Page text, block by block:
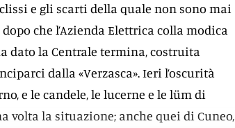
e gli scarti della quale non sono mai
che l’Azienda Elettrica colla modica
dato la Centrale termina, costruita
dalla «Verzasca». Ieri l’oscurità
e le candele, le lucerne e le lüm di
volta la situazione; anche quei di Cuneo,